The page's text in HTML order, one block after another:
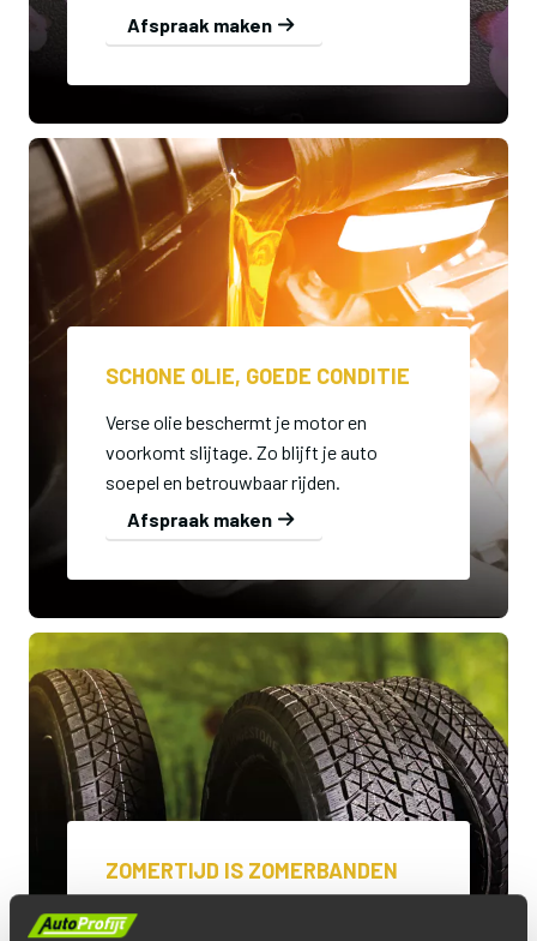
Afspraak maken
SCHONE OLIE, GOEDE CONDITIE
Verse olie beschermt je motor en
voorkomt slijtage. Zo blijft je auto
soepel en betrouwbaar rijden.
Afspraak maken
ZOMERTIJD IS ZOMERBANDEN
Stap op tijd over naar zomerbanden voor